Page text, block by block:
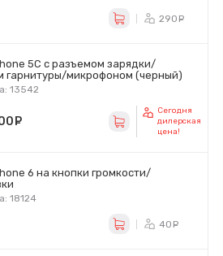
290
5C с разъемом зарядки/
гарнитуры/микрофоном (черный)
13542
Сегодня
дилерская
цена!
6 на кнопки громкости/
18124
40